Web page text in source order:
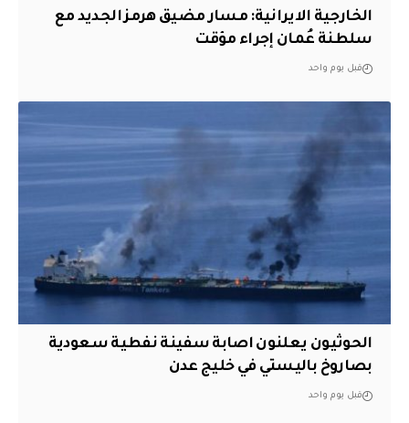
الخارجية الايرانية: مسار مضيق هرمز الجديد مع
سلطنة عُمان إجراء مؤقت
قبل يوم واحد
الحوثيون يعلنون اصابة سفينة نفطية سعودية
بصاروخ باليستي في خليج عدن
قبل يوم واحد